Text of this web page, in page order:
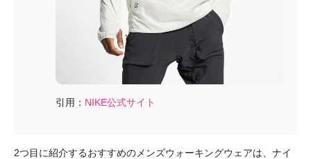
引用： NIKE公式サイト
2つ目に紹介するおすすめのメンズウォーキングウェアは、ナイ